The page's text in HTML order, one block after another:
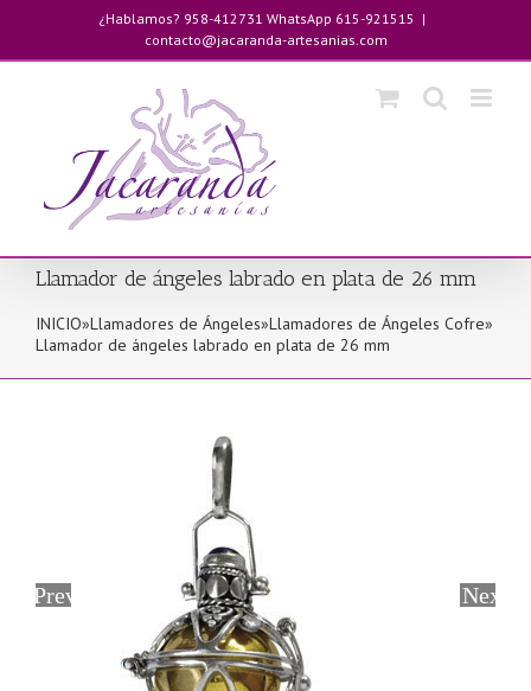
contenido
¿Hablamos? 958-412731 WhatsApp 615-921515 |
contacto@jacaranda-artesanias.com
Llamador de ángeles labrado en plata de 26 mm
INICIO»Llamadores de Ángeles»Llamadores de Ángeles Cofre»
Llamador de ángeles labrado en plata de 26 mm
Previous Next